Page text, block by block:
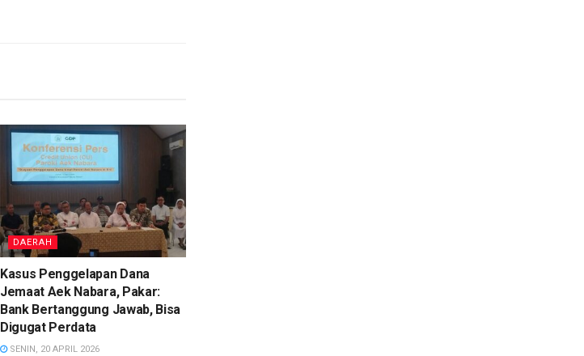
DAERAH
Kasus Penggelapan Dana
Jemaat Aek Nabara, Pakar:
Bank Bertanggung Jawab, Bisa
Digugat Perdata
SENIN, 20 APRIL 2026